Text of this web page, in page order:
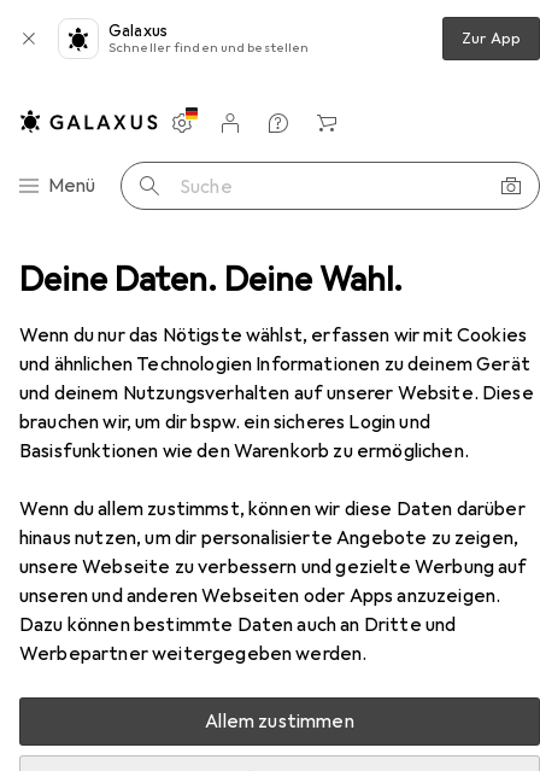
Deine Daten. Deine Wahl.
Wenn du nur das Nötigste wählst, erfassen wir mit Cookies
und ähnlichen Technologien Informationen zu deinem Gerät
und deinem Nutzungsverhalten auf unserer Website. Diese
brauchen wir, um dir bspw. ein sicheres Login und
Basisfunktionen wie den Warenkorb zu ermöglichen.
Wenn du allem zustimmst, können wir diese Daten darüber
hinaus nutzen, um dir personalisierte Angebote zu zeigen,
unsere Webseite zu verbessern und gezielte Werbung auf
unseren und anderen Webseiten oder Apps anzuzeigen.
Dazu können bestimmte Daten auch an Dritte und
Werbepartner weitergegeben werden.
Allem zustimmen
Galaxus
Schneller finden und bestellen Zur App
Navigation nach Kategorien
Menü Suche
Einstellungen
Kundenkonto
Vergleichslisten
Merklisten
Warenkorb
Tischgrill WMF Lono gerippt Tischgrill (415430011)
EUR
157,11
WMFLono gerippt Tischgrill
(415430011)
Zubehör für WMF Lono gerippt
Tischgrill (415430011)
Hier findest du passendes Zubehör zum Produkt WMF
Lono gerippt Tischgrill (415430011) aus den Kategorien